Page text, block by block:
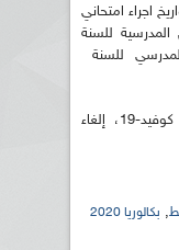
19)، رزنامة تواريخ اجراء امتحاني
المدرسية للسنة
الدخول المدرسي للسنة
وتم ضمن التدابيرالاحترازية للوقاية من كوفيد-19، إلغاء
, بكالوريا 2020